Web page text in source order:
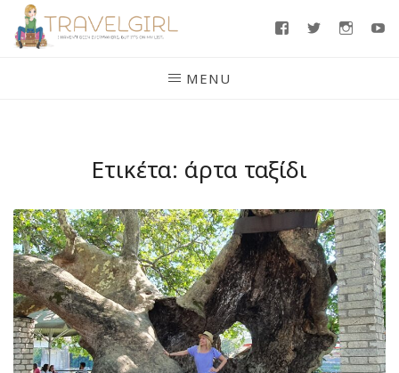
Skip
FacebookTwitter
MENU
Ετικέτα: άρτα ταξίδι